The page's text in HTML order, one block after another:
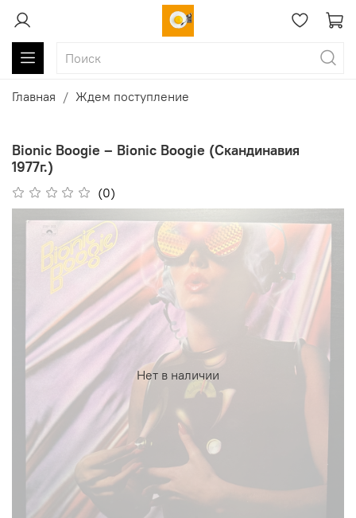
Главная Ждем поступление
Bionic Boogie ‎– Bionic Boogie (Скандинавия
1977г.)
(0)
Нет в наличии